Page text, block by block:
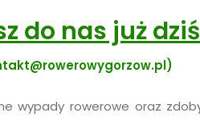
do nas już
wypady rowerowe oraz